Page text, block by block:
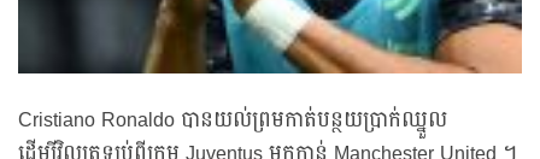
Cristiano Ronaldo បានយល់ព្រមកាត់បន្ថយប្រាក់ឈ្នួល